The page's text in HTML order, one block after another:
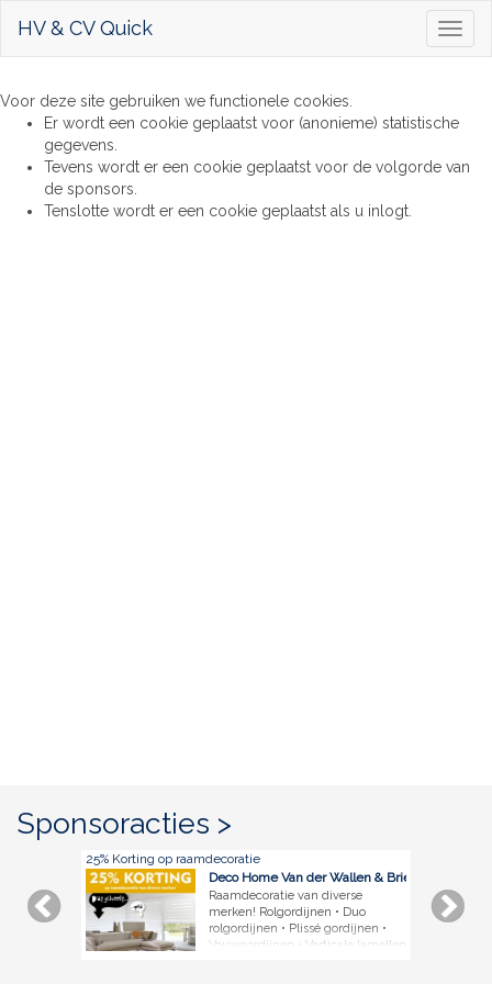
HV & CV Quick
Voor deze site gebruiken we functionele cookies.
Er wordt een cookie geplaatst voor (anonieme) statistische
gegevens.
Tevens wordt er een cookie geplaatst voor de volgorde van
de sponsors.
Tenslotte wordt er een cookie geplaatst als u inlogt.
Sponsoracties >
25% Korting op raamdecoratie
Deco Home Van der Wallen & Briedé
Raamdecoratie van diverse
merken! Rolgordijnen • Duo
rolgordijnen • Plissé gordijnen •
Vouwgordijnen • Verticale lamellen